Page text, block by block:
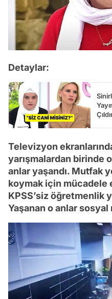
Detaylar:
Televizyon
yarışmalardan birinde
anlar yaşandı. Mutfak
koymak için mücadele
KPSS’siz öğretmenlik
Yaşanan o anlar